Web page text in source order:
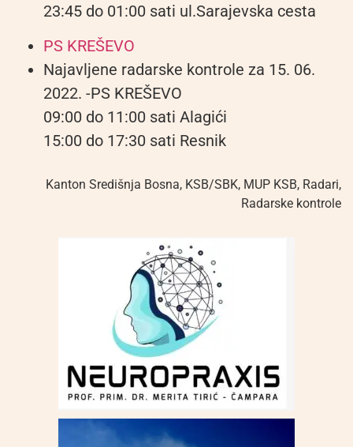
23:45 do 01:00 sati ul.Sarajevska cesta
PS KREŠEVO
Najavljene radarske kontrole za 15. 06.
2022. -PS KREŠEVO
09:00 do 11:00 sati Alagići
15:00 do 17:30 sati Resnik
Kanton Središnja Bosna, KSB/SBK, MUP KSB, Radari,
Radarske kontrole